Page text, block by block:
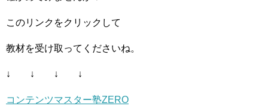
このリンクをクリックして
教材を受け取ってくださいね。
↓ ↓ ↓ ↓
コンテンツマスター塾ZERO